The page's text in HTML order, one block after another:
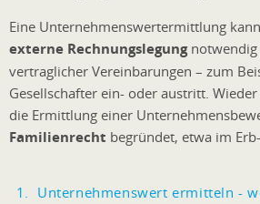
Eine Unternehmenswertermittlung
externe Rechnungslegungnotwendig
vertraglicher Vereinbarungen – zum
Gesellschafter ein- oder austritt.
die Ermittlung einer
Familienrecht begründet, etwa im
Unternehmenswert ermitteln -